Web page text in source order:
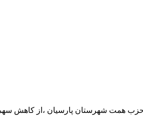
همت شهرستان پارسیان ،از کاهش سهمیه